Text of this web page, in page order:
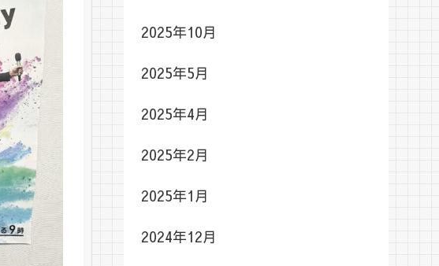
2025年10月
2025年5月
2025年4月
2025年2月
2025年1月
2024年12月